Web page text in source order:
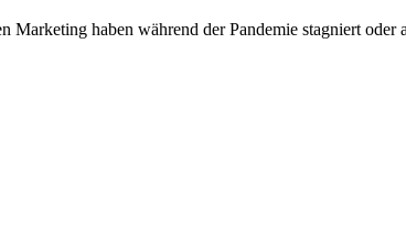
Marketing haben während der Pandemie stagniert